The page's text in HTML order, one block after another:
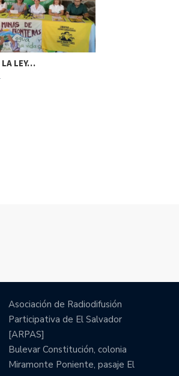
LA LEY…
Asociación de Radiodifusión
Participativa de El Salvador
[ARPAS]
Bulevar Constitución, colonia
Miramonte Poniente, pasaje El